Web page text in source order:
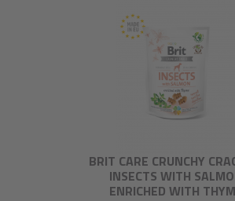
BRIT CARE CRUNCHY
INSECTS WITH
ENRICHED WITH